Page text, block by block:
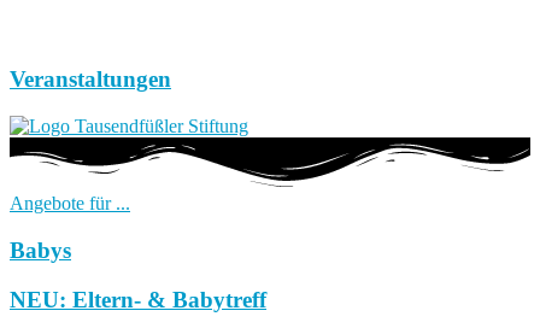
Veranstaltungen
Angebote für ...
Babys
NEU: Eltern- & Babytreff